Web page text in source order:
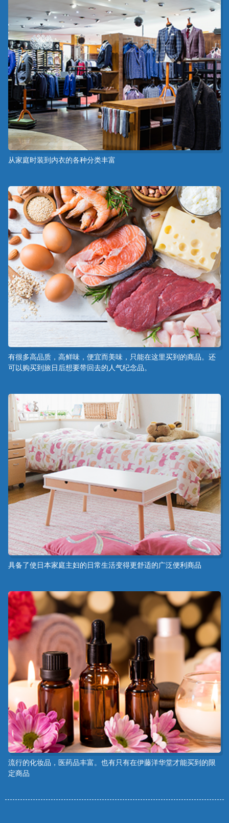
从家庭时装到内衣的各种分类丰富
有很多高品质，高鲜味，便宜而美味，只能在这里买到的商品。还
可以购买到旅日后想要带回去的人气纪念品。
具备了使日本家庭主妇的日常生活变得更舒适的广泛便利商品
流行的化妆品，医药品丰富。也有只有在伊藤洋华堂才能买到的限
定商品